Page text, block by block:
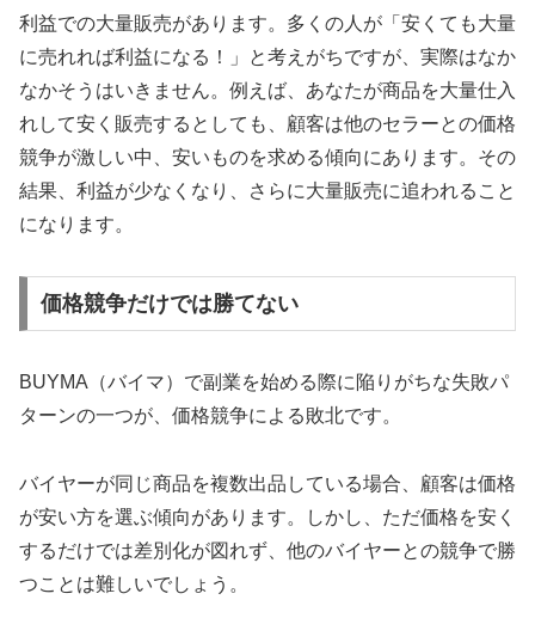
利益での大量販売があります。多くの人が「安くても大量
に売れれば利益になる！」と考えがちですが、実際はなか
なかそうはいきません。例えば、あなたが商品を大量仕入
れして安く販売するとしても、顧客は他のセラーとの価格
競争が激しい中、安いものを求める傾向にあります。その
結果、利益が少なくなり、さらに大量販売に追われること
になります。
価格競争だけでは勝てない
BUYMA（バイマ）で副業を始める際に陥りがちな失敗パ
ターンの一つが、価格競争による敗北です。
バイヤーが同じ商品を複数出品している場合、顧客は価格
が安い方を選ぶ傾向があります。しかし、ただ価格を安く
するだけでは差別化が図れず、他のバイヤーとの競争で勝
つことは難しいでしょう。